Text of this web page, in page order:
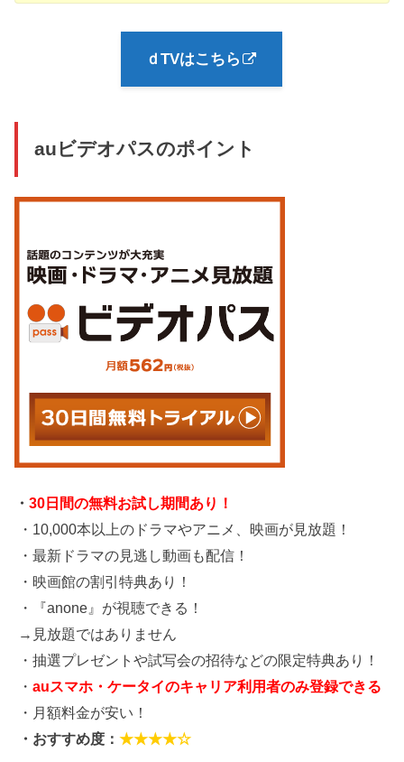
ｄTVはこちら
auビデオパスのポイント
・30日間の無料お試し期間あり！
・10,000本以上のドラマやアニメ、映画が見放題！
・最新ドラマの見逃し動画も配信！
・映画館の割引特典あり！
・『anone』が視聴できる！
→見放題ではありません
・抽選プレゼントや試写会の招待などの限定特典あり！
・auスマホ・ケータイのキャリア利用者のみ登録できる
・月額料金が安い！
・おすすめ度：★★★★☆